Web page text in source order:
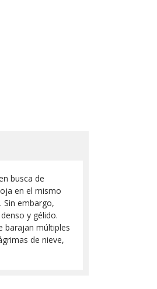
busca de
en el mismo
Sin embargo,
y gélido.
barajan múltiples
de nieve,